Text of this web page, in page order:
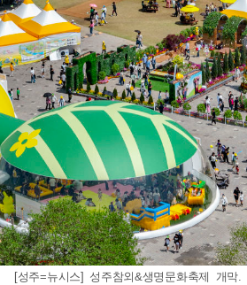
[성주=뉴시스] 성주참외&생명문화축제 개막